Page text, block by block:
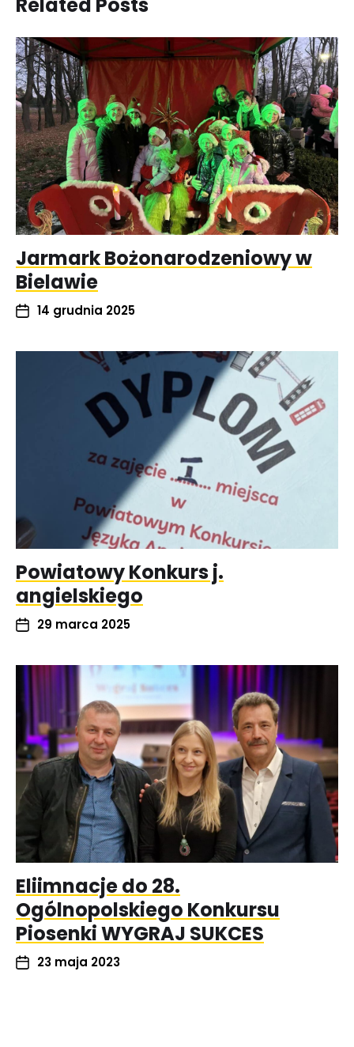
Related Posts
Jarmark Bożonarodzeniowy w
Bielawie
14 grudnia 2025
Powiatowy Konkurs j.
angielskiego
29 marca 2025
Eliimnacje do 28.
Ogólnopolskiego Konkursu
Piosenki WYGRAJ SUKCES
23 maja 2023